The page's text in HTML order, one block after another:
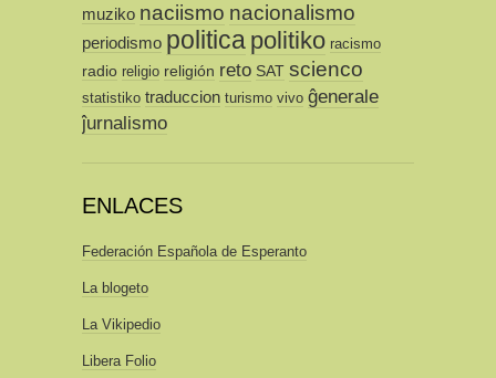
muziko naciismo nacionalismo
periodismo politica politiko racismo
radio religio religión reto SAT scienco
statistiko traduccion turismo vivo ĝenerale
ĵurnalismo
ENLACES
Federación Española de Esperanto
La blogeto
La Vikipedio
Libera Folio